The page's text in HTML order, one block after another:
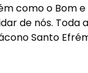
como o Bom
de nós. Toda
Santo